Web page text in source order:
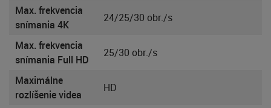
Max. frekvencia
snímania 4K
24/25/30 obr./s
Max. frekvencia
snímania Full HD
25/30 obr./s
Maximálne
rozlíšenie videa
HD